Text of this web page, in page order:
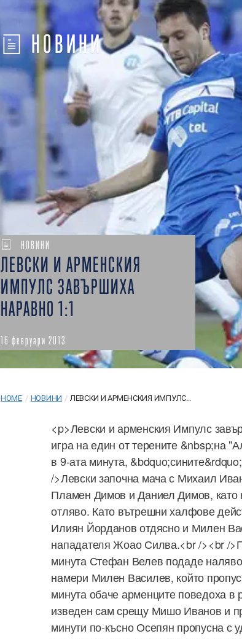
НОВИНИ
НОВИНИ
ЛЕВСКИ И АРМЕНСКИЯ
ИМПУЛС ЗАВЪРШИХА
НАРАВНО 1:1
16 февруари 2013
HOME / НОВИНИ / ЛЕВСКИ И АРМЕНСКИЯ ИМПУЛС...
<p>Левски и арменския Импулс
игра на един от терените &nbsp;на
в 9-ата минута,
/>Левски започна мача с Михаил
Пламен Димов и Даниел Димов, като
отляво. Като вътрешни халфове
Илиян Йорданов отдясно и Милен
нападателя Жоао Силва.<br /><br /
минута Стефан Велев подаде
намери Милен Василев, който
минута обаче арменците поведоха в
изведен сам срещу Мишо Иванов и
минути по-късно Осепян пропусна с